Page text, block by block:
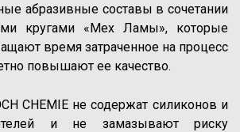
абразивные составы в сочетании
кругами «Мех Ламы», которые
время затраченное на процесс
повышают ее качество.
CHEMIE не содержат силиконов и
и не замазывают риску